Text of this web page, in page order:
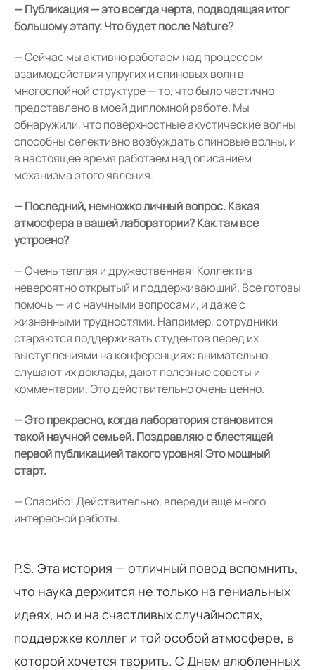
— Публикация — это всегда черта, подводящая итог
большому этапу. Что будет после Nature?
— Сейчас мы активно работаем над процессом
взаимодействия упругих и спиновых волн в
многослойной структуре — то, что было частично
представлено в моей дипломной работе. Мы
обнаружили, что поверхностные акустические волны
способны селективно возбуждать спиновые волны, и
в настоящее время работаем над описанием
механизма этого явления.
— Последний, немножко личный вопрос. Какая
атмосфера в вашей лаборатории? Как там все
устроено?
— Очень теплая и дружественная! Коллектив
невероятно открытый и поддерживающий. Все готовы
помочь — и с научными вопросами, и даже с
жизненными трудностями. Например, сотрудники
стараются поддерживать студентов перед их
выступлениями на конференциях: внимательно
слушают их доклады, дают полезные советы и
комментарии. Это действительно очень ценно.
— Это прекрасно, когда лаборатория становится
такой научной семьей. Поздравляю с блестящей
первой публикацией такого уровня! Это мощный
старт.
— Спасибо! Действительно, впереди еще много
интересной работы.
P.S. Эта история — отличный повод вспомнить,
что наука держится не только на гениальных
идеях, но и на счастливых случайностях,
поддержке коллег и той особой атмосфере, в
которой хочется творить. С Днем влюбленных